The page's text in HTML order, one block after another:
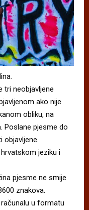
tri neobjavljene
ako nije
obliku, na
Poslane pjesme do
jeziku i
pjesme ne smije
znakova.
u formatu